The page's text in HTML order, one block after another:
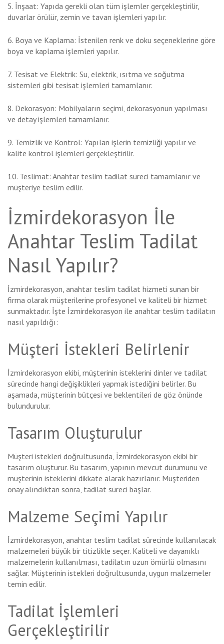
5. İnşaat: Yapıda gerekli olan tüm işlemler gerçekleştirilir,
duvarlar örülür, zemin ve tavan işlemleri yapılır.
6. Boya ve Kaplama: İstenilen renk ve doku seçeneklerine göre
boya ve kaplama işlemleri yapılır.
7. Tesisat ve Elektrik: Su, elektrik, ısıtma ve soğutma
sistemleri gibi tesisat işlemleri tamamlanır.
8. Dekorasyon: Mobilyaların seçimi, dekorasyonun yapılması
ve detay işlemleri tamamlanır.
9. Temizlik ve Kontrol: Yapılan işlerin temizliği yapılır ve
kalite kontrol işlemleri gerçekleştirilir.
10. Teslimat: Anahtar teslim tadilat süreci tamamlanır ve
müşteriye teslim edilir.
İzmirdekorasyon İle
Anahtar Teslim Tadilat
Nasıl Yapılır?
İzmirdekorasyon, anahtar teslim tadilat hizmeti sunan bir
firma olarak müşterilerine profesyonel ve kaliteli bir hizmet
sunmaktadır. İşte İzmirdekorasyon ile anahtar teslim tadilatın
nasıl yapıldığı:
Müşteri İstekleri Belirlenir
İzmirdekorasyon ekibi, müşterinin isteklerini dinler ve tadilat
sürecinde hangi değişiklikleri yapmak istediğini belirler. Bu
aşamada, müşterinin bütçesi ve beklentileri de göz önünde
bulundurulur.
Tasarım Oluşturulur
Müşteri istekleri doğrultusunda, İzmirdekorasyon ekibi bir
tasarım oluşturur. Bu tasarım, yapının mevcut durumunu ve
müşterinin isteklerini dikkate alarak hazırlanır. Müşteriden
onay alındıktan sonra, tadilat süreci başlar.
Malzeme Seçimi Yapılır
İzmirdekorasyon, anahtar teslim tadilat sürecinde kullanılacak
malzemeleri büyük bir titizlikle seçer. Kaliteli ve dayanıklı
malzemelerin kullanılması, tadilatın uzun ömürlü olmasını
sağlar. Müşterinin istekleri doğrultusunda, uygun malzemeler
temin edilir.
Tadilat İşlemleri
Gerçekleştirilir